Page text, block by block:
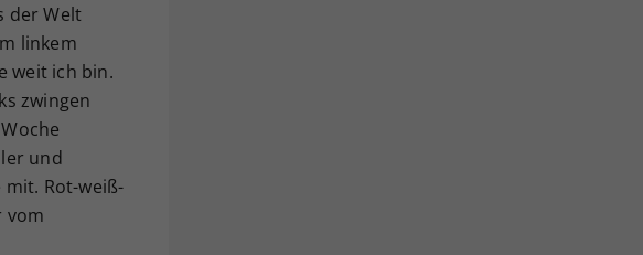
der Welt
linkem
weit ich bin.
zwingen
und
mit. Rot-weiß-
vom